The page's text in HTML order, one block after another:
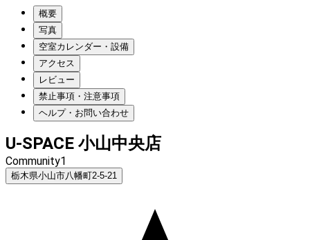
概要
写真
空室カレンダー・設備
アクセス
レビュー
禁止事項・注意事項
ヘルプ・お問い合わせ
U-SPACE 小山中央店
Community1
栃木県小山市八幡町2-5-21